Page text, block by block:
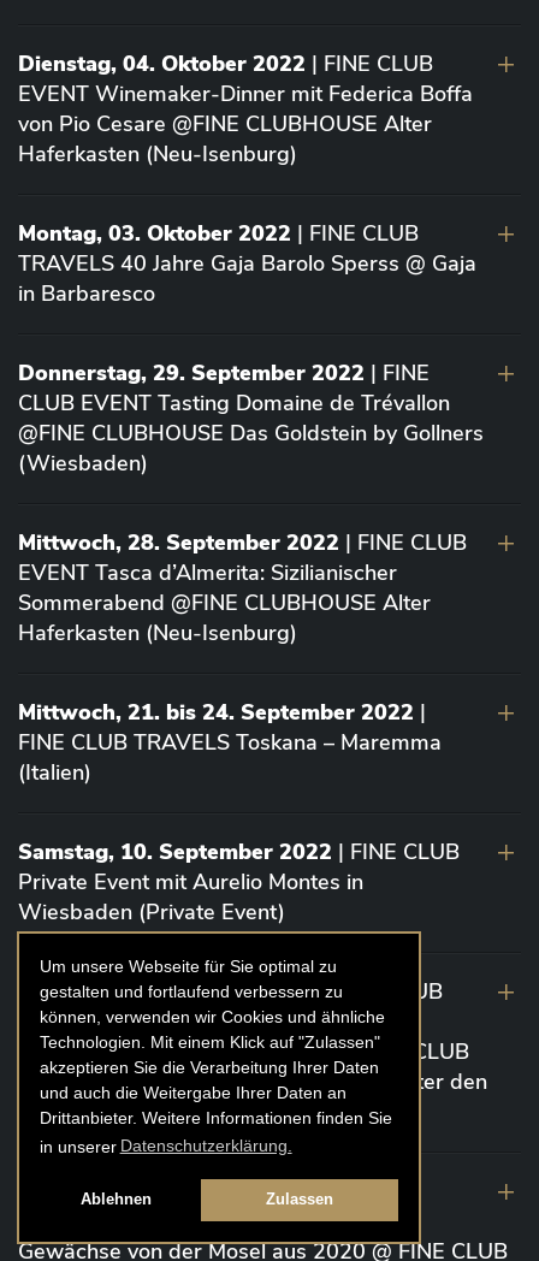
Um unsere Webseite für Sie optimal zu
gestalten und fortlaufend verbessern zu
können, verwenden wir Cookies und ähnliche
Technologien. Mit einem Klick auf "Zulassen"
akzeptieren Sie die Verarbeitung Ihrer Daten
und auch die Weitergabe Ihrer Daten an
Drittanbieter. Weitere Informationen finden Sie
in unserer Datenschutzerklärung.
Ablehnen Zulassen
Dienstag, 04. Oktober 2022 | FINE CLUB
EVENT Winemaker-Dinner mit Federica Boffa
von Pio Cesare @FINE CLUBHOUSE Alter
Haferkasten (Neu-Isenburg)
Montag, 03. Oktober 2022 | FINE CLUB
TRAVELS 40 Jahre Gaja Barolo Sperss @ Gaja
in Barbaresco
Donnerstag, 29. September 2022 | FINE
CLUB EVENT Tasting Domaine de Trévallon
@FINE CLUBHOUSE Das Goldstein by Gollners
(Wiesbaden)
Mittwoch, 28. September 2022 | FINE CLUB
EVENT Tasca d’Almerita: Sizilianischer
Sommerabend @FINE CLUBHOUSE Alter
Haferkasten (Neu-Isenburg)
Mittwoch, 21. bis 24. September 2022 |
FINE CLUB TRAVELS Toskana – Maremma
(Italien)
Samstag, 10. September 2022 | FINE CLUB
Private Event mit Aurelio Montes in
Wiesbaden (Private Event)
Dienstag 6. September 2022 | FINE CLUB
Event „Die glorreichen 7” Bordeaux von
Vignoble Comtes von Neipperg @ FINE CLUB
CLUBHOUSE Ex Château / EINSTEIN Unter den
Linden (Berlin)
19. August 2022
| FINE CLUB Academy
Caviar „Die glorreichen 7“ Riesling Große
Gewächse von der Mosel aus 2020 @ FINE CLUB